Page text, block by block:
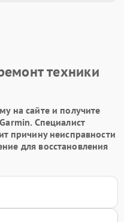
техники
на сайте и получите
Специалист
причину неисправности
для восстановления